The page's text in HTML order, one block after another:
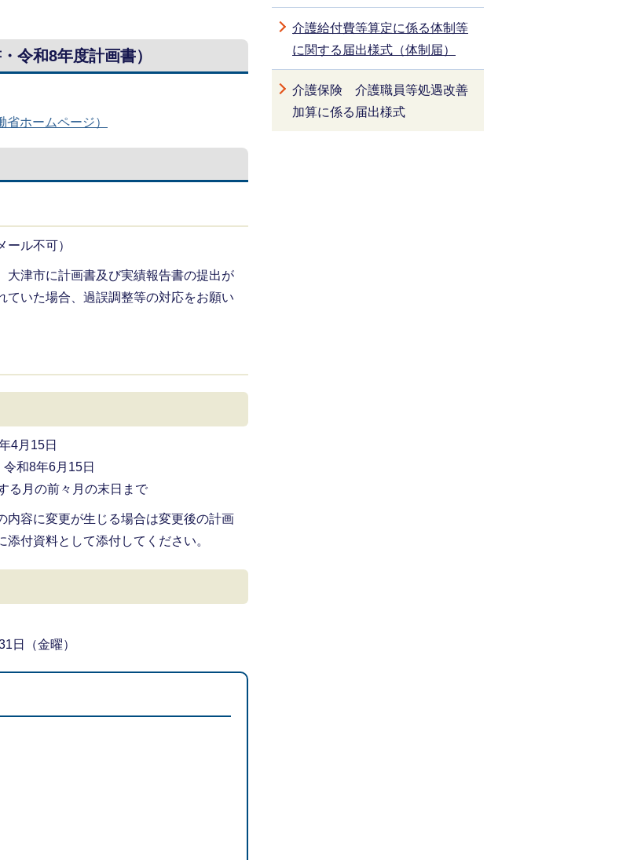
令和8年度計画書）
ホームページ）
ル不可）
大津市に計画書及び実績報告書の提出が
ていた場合、過誤調整等の対応をお願い
4月15日
和8年6月15日
る月の前々月の末日まで
内容に変更が生じる場合は変更後の計画
付資料として添付してください。
日（金曜）
介護給付費等算定に係る体制等
に関する届出様式（体制届）
介護保険 介護職員等処遇改善
加算に係る届出様式